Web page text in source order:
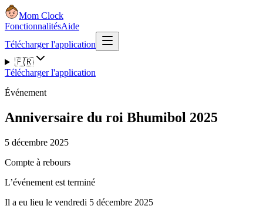
Mom Clock
FonctionnalitésAide
Télécharger l'application
🇫🇷
Télécharger l'application
Événement
Anniversaire du roi Bhumibol 2025
5 décembre 2025
Compte à rebours
L’événement est terminé
Il a eu lieu le vendredi 5 décembre 2025